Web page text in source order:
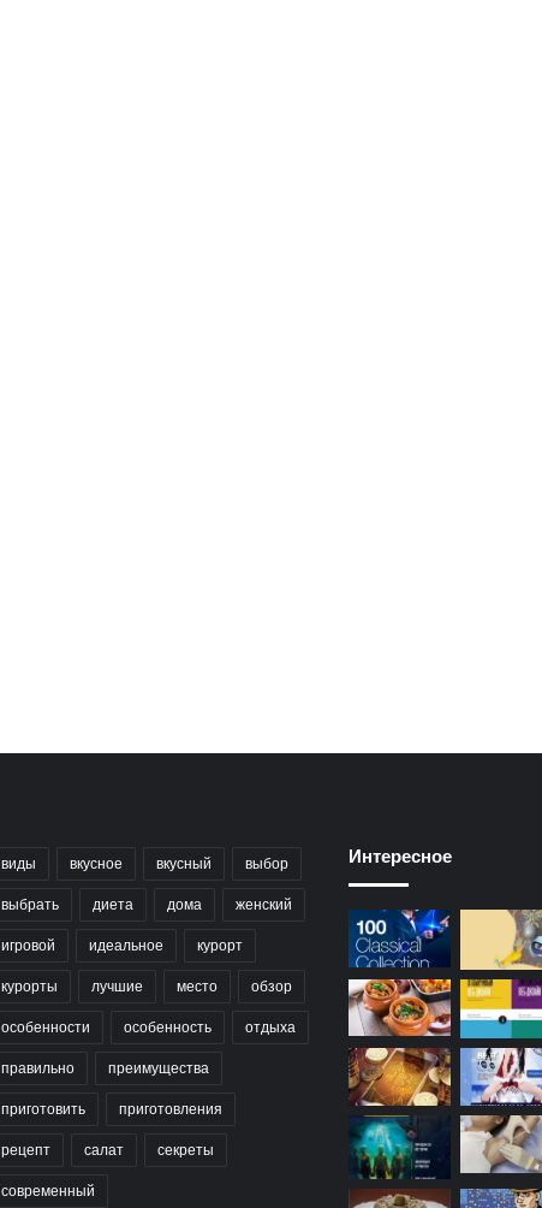
виды вкусное вкусный выбор
выбрать диета дома женский
игровой идеальное курорт
курорты лучшие место обзор
особенности особенность отдыха
правильно преимущества
приготовить приготовления
рецепт салат секреты
современный
Интересное